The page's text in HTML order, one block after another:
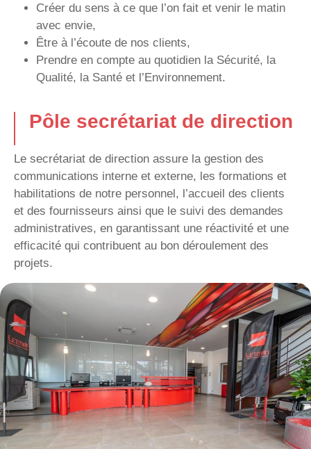
Créer du sens à ce que l’on fait et venir le matin
avec envie,
Être à l’écoute de nos clients,
Prendre en compte au quotidien la Sécurité, la
Qualité, la Santé et l’Environnement.
Pôle secrétariat de direction
Le secrétariat de direction assure la gestion des
communications interne et externe, les formations et
habilitations de notre personnel, l’accueil des clients
et des fournisseurs ainsi que le suivi des demandes
administratives, en garantissant une réactivité et une
efficacité qui contribuent au bon déroulement des
projets.